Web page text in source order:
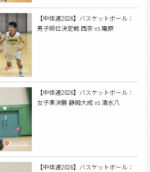
【中体連2026】バスケットボール：
男子順位決定戦 西奈 vs 庵原
【中体連2026】バスケットボール：
女子準決勝 静岡大成 vs 清水八
【中体連2026】バスケットボール：